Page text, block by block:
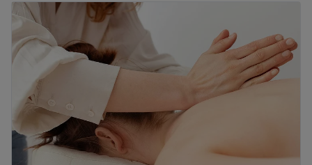
Mardi
Mercredi
Jeudi
09:00 18:00
Vendredi
09:00–18:00
Samedi
–16:30
Dimanche
Fermé
Sophie Coiff', situé à Cornil, est un salon de coiffure
mixte spécialisé dans la coiffure homme et femme ainsi
que dans les soins esthétiques. Dirigé par Sophie, ce